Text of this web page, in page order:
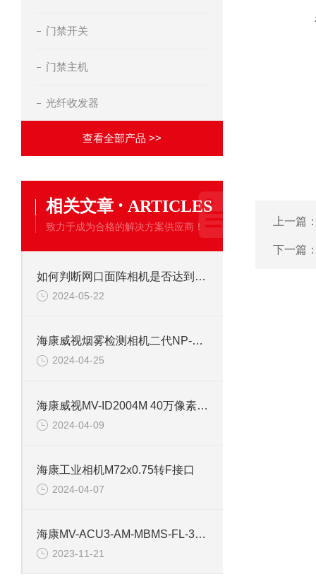
门禁开关
门禁主机
光纤收发器
查看全部产品 >>
相关文章 · ARTICLES
致力于成为合格的解决方案供应商！
如何判断网口面阵相机是否达到标称性能参数
2024-05-22
海康威视烟雾检测相机二代NP-V2Y-P
2024-04-25
海康威视MV-ID2004M 40万像素工业相机
2024-04-09
海康工业相机M72x0.75转F接口
2024-04-07
海康MV-ACU3-AM-MBMS-FL-3M 工业相机镜头
2023-11-21
上一篇
下一篇